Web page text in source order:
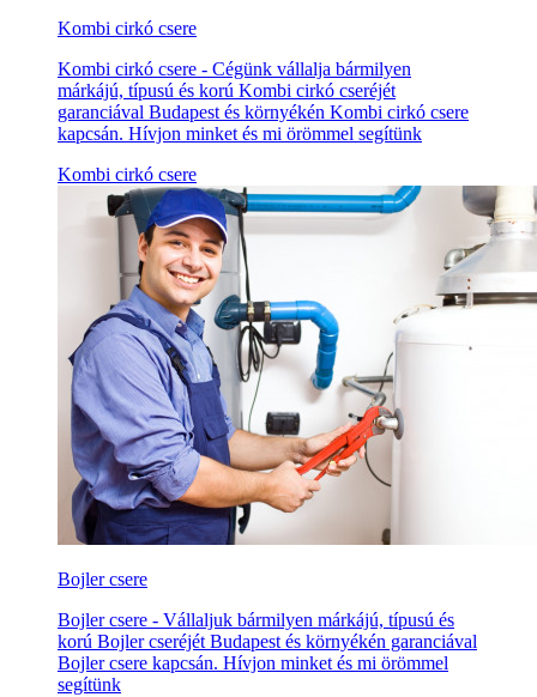
Kombi cirkó csere
Kombi cirkó csere - Cégünk vállalja bármilyen
márkájú, típusú és korú Kombi cirkó cseréjét
garanciával Budapest és környékén Kombi cirkó csere
kapcsán. Hívjon minket és mi örömmel segítünk
Kombi cirkó csere
Bojler csere
Bojler csere - Vállaljuk bármilyen márkájú, típusú és
korú Bojler cseréjét Budapest és környékén garanciával
Bojler csere kapcsán. Hívjon minket és mi örömmel
segítünk